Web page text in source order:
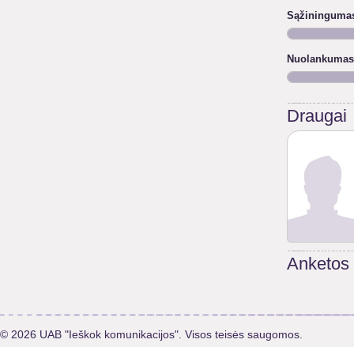
Nuolankumas
Draugai
Anketos
© 2026 UAB "Ieškok komunikacijos". Visos teisės saugomos.